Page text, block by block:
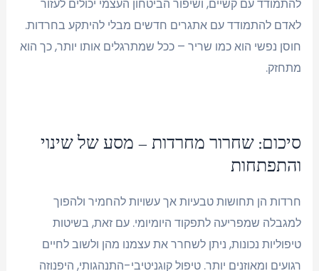
להתמודד עם קשיים, ושיפור הביטחון העצמי יכולים לעזור
לאדם להתמודד עם אתגרים חדשים מבלי להיתקע בחרדות.
חוסן נפשי הוא כמו שריר – ככל שמתרגלים אותו יותר, כך הוא
מתחזק.
סיכום: שחרור מחרדות – מסע של שינוי
והתפתחות
חרדות הן תחושות טבעיות אך עשויות להחמיר ולהפוך
למגבלה שמפריעה לתפקוד היומיומי. עם זאת, בשיטות
טיפוליות נכונות, ניתן לשחרר את עצמנו מהן ולשוב לחיים
רגועים ומאוזנים יותר. טיפול קוגניטיבי-התנהגותי, היפנוזה